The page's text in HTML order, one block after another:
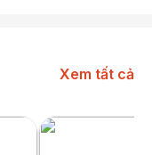
Xem tất cả